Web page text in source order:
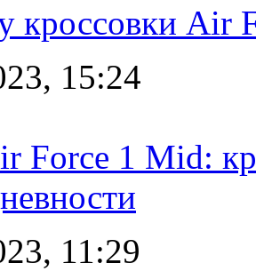
кроссовки Air
15:24
Force 1 Mid:
11:29